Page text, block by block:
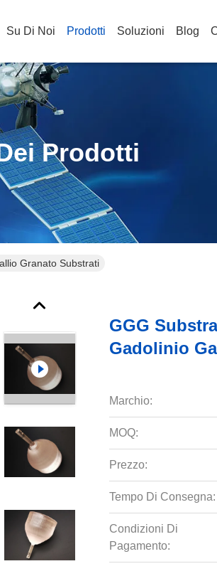
Su Di Noi Prodotti Soluzioni Blog
Prodotti
Granato Substrati
GGG
Gadolinio
Marchio:
MOQ:
Prezzo:
Tempo Di Consegna:
Condizioni Di
Pagamento: